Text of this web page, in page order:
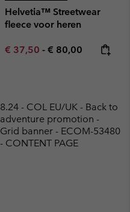
Helvetia™ Streetwear
fleece voor heren
Minimum sale price:
€ 37,50 - Maximum price:
€ 80,00
8.24 - COL EU/UK - Back to
adventure promotion -
Grid banner - ECOM-53480
- CONTENT PAGE